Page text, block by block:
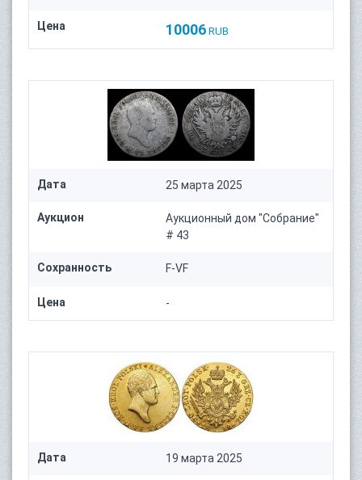
Цена 10006 RUB
Дата 25 марта 2025
Аукцион
Аукционный дом "Собрание"
# 43
Сохранность F-VF
Цена -
Дата 19 марта 2025